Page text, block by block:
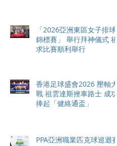
「2026亞洲東區女子排球
錦標賽」 舉行拜神儀式 祈
求比賽順利舉行
香港足球盛會2026 壓軸大
戰 祖雲達斯挫車路士 成功
捧起「健絡通盃」
PPA亞洲職業匹克球巡迴賽